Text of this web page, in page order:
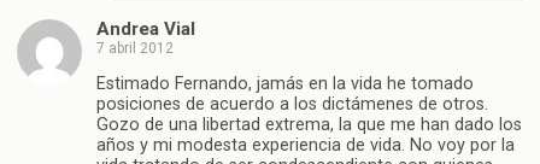
Andrea Vial
7 abril 2012
Estimado Fernando, jamás en la vida he tomado
posiciones de acuerdo a los dictámenes de otros.
Gozo de una libertad extrema, la que me han dado los
años y mi modesta experiencia de vida. No voy por la